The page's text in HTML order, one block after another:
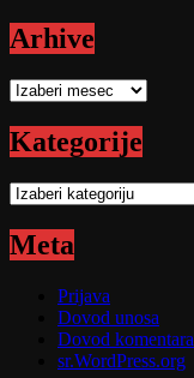
Arhive
Arhive
Kategorije
Kategorije
Meta
Prijava
Dovod unosa
Dovod komentara
sr.WordPress.org